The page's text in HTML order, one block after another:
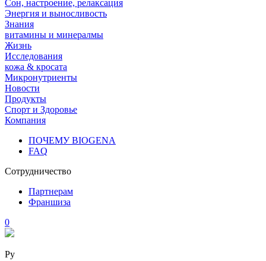
Сон, настроение, релаксация
Энергия и выносливость
Знания
витамины и минералмы
Жизнь
Исследования
кожа & кросата
Микронутриенты
Новости
Продукты
Спорт и Здоровье
Компания
ПОЧЕМУ BIOGENA
FAQ
Сотрудничество
Партнерам
Франшиза
0
Ру